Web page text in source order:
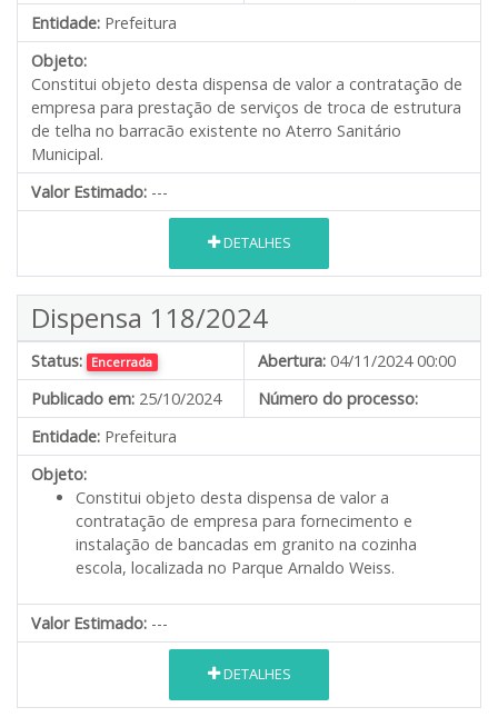
Entidade: Prefeitura
Objeto:
Constitui objeto desta dispensa de valor a contratação de
empresa para prestação de serviços de troca de estrutura
de telha no barracão existente no Aterro Sanitário
Municipal.
Valor Estimado: ---
DETALHES
Dispensa 118/2024
Status: Encerrada Abertura: 04/11/2024 00:00
Publicado em: 25/10/2024
Número do processo:
Entidade: Prefeitura
Objeto:
Constitui objeto desta dispensa de valor a
contratação de empresa para fornecimento e
instalação de bancadas em granito na cozinha
escola, localizada no Parque Arnaldo Weiss.
Valor Estimado: ---
DETALHES